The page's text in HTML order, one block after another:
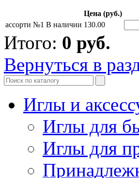
Цена (руб.)
ассорти №1 В наличии 130.00
Итого: 0 руб.
Вернуться в
Иглы и
Иглы для
Иглы для